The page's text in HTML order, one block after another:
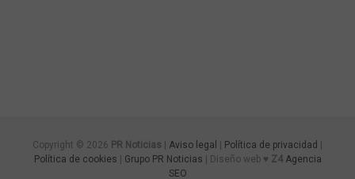
Copyright © 2026 PR Noticias | Aviso legal | Política de privacidad |
Política de cookies | Grupo PR Noticias | Diseño web ♥ Z4 Agencia
SEO